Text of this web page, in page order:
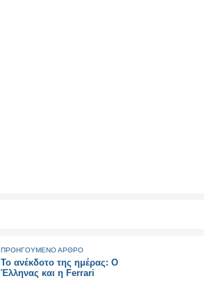
ΠΡΟΗΓΟΥΜΕΝΟ ΑΡΘΡΟ
Το ανέκδοτο της ημέρας: Ο
Έλληνας και η Ferrari